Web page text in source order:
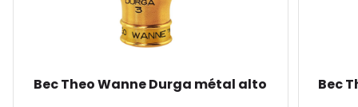
Bec Theo Wanne Durga métal alto Bec